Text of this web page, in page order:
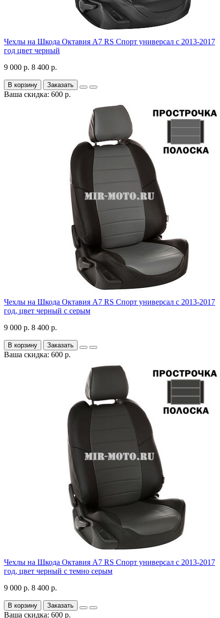
Чехлы на Шкода Октавия А7 RS Спорт универсал с 2013-2017
год цвет черный
9 000 р. 8 400 р.
В корзину Заказать
Ваша скидка: 600 р.
Чехлы на Шкода Октавия А7 RS Спорт универсал с 2013-2017
год, цвет черный с серым
9 000 р. 8 400 р.
В корзину Заказать
Ваша скидка: 600 р.
Чехлы на Шкода Октавия А7 RS Спорт универсал с 2013-2017
год, цвет черный с темно серым
9 000 р. 8 400 р.
В корзину Заказать
Ваша скидка: 600 р.